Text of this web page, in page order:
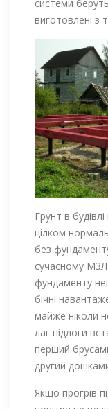
системи
виготовлені з
Грунт в
цілком
без
сучасному
фундаменту
бічні
майже ніколи
лаг підлоги
перший
другий
Якщо прогрів